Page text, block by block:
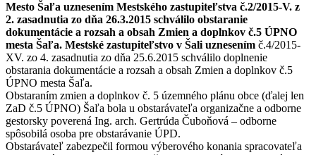
Mesto Šaľa uznesením Mestského zastupiteľstva č.2/2015-V. z
2. zasadnutia zo dňa 26.3.2015 schválilo obstaranie
dokumentácie a rozsah a obsah Zmien a doplnkov č.5 ÚPNO
mesta Šaľa. Mestské zastupiteľstvo v Šali uznesením č.4/2015-
XV. zo 4. zasadnutia zo dňa 25.6.2015 schválilo doplnenie
obstarania dokumentácie a rozsah a obsah Zmien a doplnkov č.5
ÚPNO mesta Šaľa.
Obstaraním zmien a doplnkov č. 5 územného plánu obce (ďalej len
ZaD č.5 ÚPNO) Šaľa bola u obstarávateľa organizačne a odborne
gestorsky poverená Ing. arch. Gertrúda Čuboňová – odborne
spôsobilá osoba pre obstarávanie ÚPD.
Obstarávateľ zabezpečil formou výberového konania spracovateľa